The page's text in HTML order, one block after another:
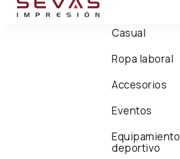
Casual
Ropa laboral
Accesorios
Eventos
Equipamiento
deportivo